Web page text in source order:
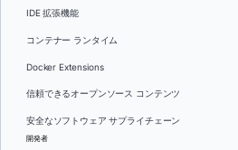
IDE 拡張機能
コンテナー ランタイム
Docker Extensions
信頼できるオープンソース コンテンツ
安全なソフトウェア サプライチェーン
開発者